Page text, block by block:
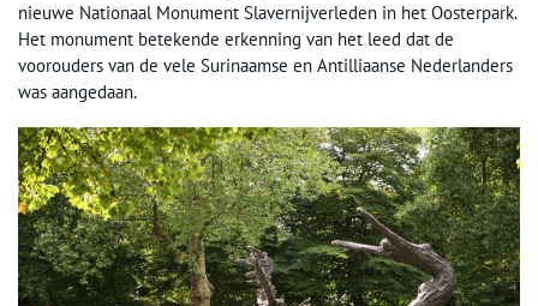
nieuwe Nationaal Monument Slavernijverleden in het Oosterpark.
Het monument betekende erkenning van het leed dat de
voorouders van de vele Surinaamse en Antilliaanse Nederlanders
was aangedaan.